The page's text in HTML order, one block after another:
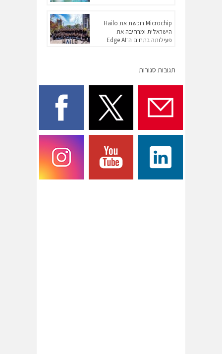
Microchip רוכשת את Hailo
הישראלית ומרחיבה את
פעילותה בתחום ה־Edge AI
תגובות סגורות